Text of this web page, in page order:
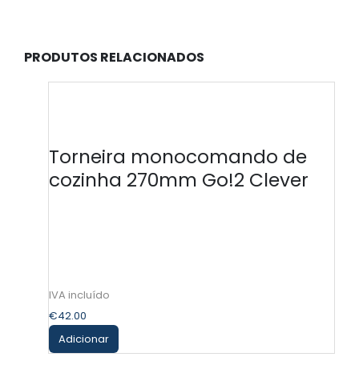
PRODUTOS RELACIONADOS
Torneira monocomando de
cozinha 270mm Go!2 Clever
€42.00
Adicionar